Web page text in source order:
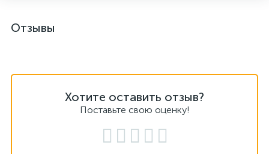
Отзывы
Хотите оставить отзыв?
Поставьте свою оценку!